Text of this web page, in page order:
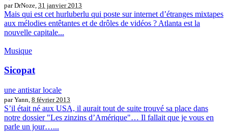
par DrNoze, 31 janvier 2013
Mais qui est cet hurluberlu qui poste sur internet d’étranges mixtapes
aux mélodies entêtantes et de drôles de vidéos ? Atlanta est la
nouvelle capitale...
Musique
Sicopat
une antistar locale
par Yann, 8 février 2013
S’il était né aux USA, il aurait tout de suite trouvé sa place dans
notre dossier "Les zinzins d’Amérique"… Il fallait que je vous en
parle un jour…...